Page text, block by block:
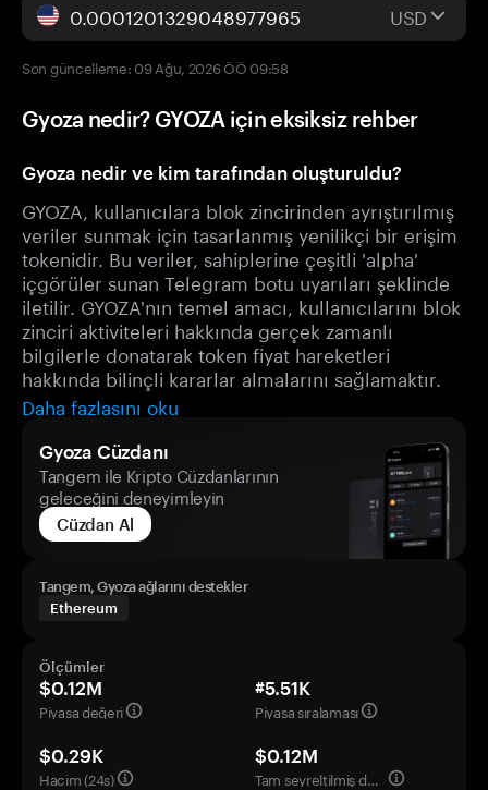
USD
Son güncelleme: 09 Ağu, 2026 ÖÖ 09:58
Gyoza nedir? GYOZA için eksiksiz rehber
Gyoza nedir ve kim tarafından oluşturuldu?
GYOZA, kullanıcılara blok zincirinden ayrıştırılmış
veriler sunmak için tasarlanmış yenilikçi bir erişim
tokenidir. Bu veriler, sahiplerine çeşitli 'alpha'
içgörüler sunan Telegram botu uyarıları şeklinde
iletilir. GYOZA'nın temel amacı, kullanıcılarını blok
zinciri aktiviteleri hakkında gerçek zamanlı
bilgilerle donatarak token fiyat hareketleri
hakkında bilinçli kararlar almalarını sağlamaktır.
Daha fazlasını oku
Gyoza Cüzdanı
Tangem ile Kripto Cüzdanlarının
geleceğini deneyimleyin
Cüzdan Al
Tangem, Gyoza ağlarını destekler
Ethereum
Ölçümler
$0.12M
Piyasa değeri
#5.51K
Piyasa sıralaması
$0.29K
Hacim (24s)
$0.12M
Tam seyreltilmiş değerleme